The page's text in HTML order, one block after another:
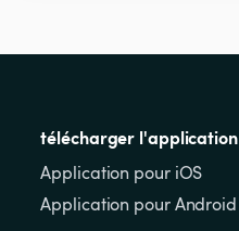
télécharger l'application
Application pour iOS
Application pour Android